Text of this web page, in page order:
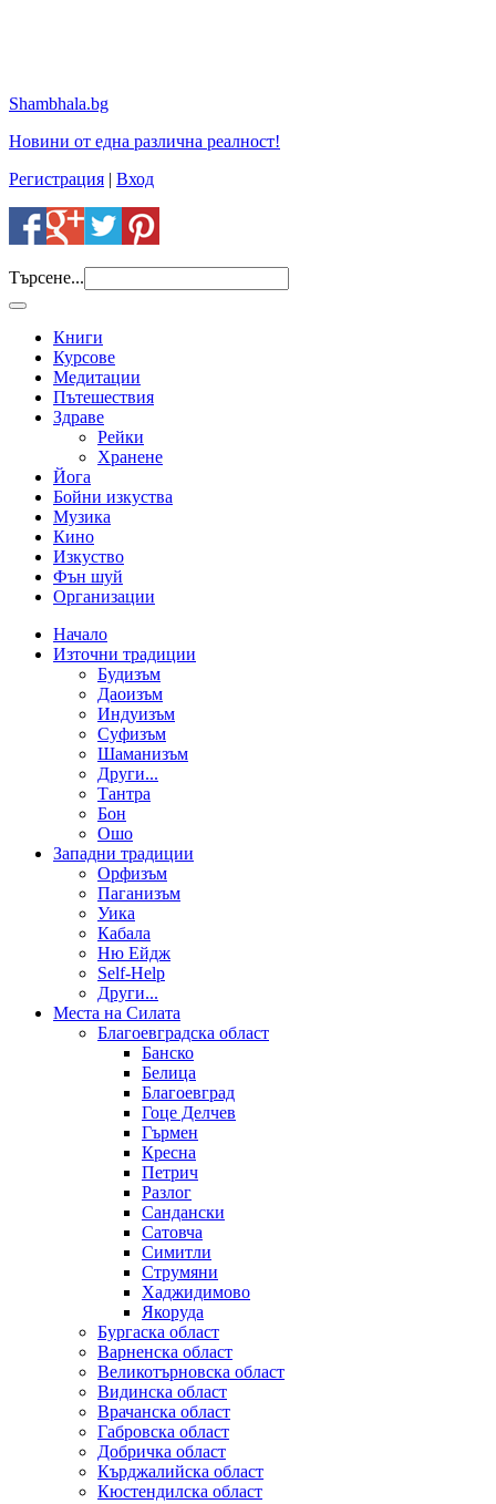
Shambhala.bg
Новини от една различна реалност!
Регистрация | Вход
Търсене...
Книги
Курсове
Медитации
Пътешествия
Здраве
Рейки
Хранене
Йога
Бойни изкуства
Музика
Кино
Изкуство
Фън шуй
Организации
Начало
Източни традиции
Будизъм
Даоизъм
Индуизъм
Суфизъм
Шаманизъм
Други...
Тантра
Бон
Ошо
Западни традиции
Орфизъм
Паганизъм
Уика
Кабала
Ню Ейдж
Self-Help
Други...
Места на Силата
Благоевградска област
Банско
Белица
Благоевград
Гоце Делчев
Гърмен
Кресна
Петрич
Разлог
Сандански
Сатовча
Симитли
Струмяни
Хаджидимово
Якоруда
Бургаска област
Варненска област
Великотърновска област
Видинска област
Врачанска област
Габровска област
Добричка област
Кърджалийска област
Кюстендилска област